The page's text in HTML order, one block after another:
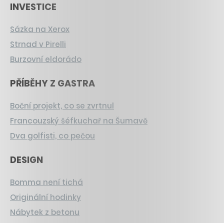
INVESTICE
Sázka na Xerox
Strnad v Pirelli
Burzovní eldorádo
PŘÍBĚHY Z GASTRA
Boční projekt, co se zvrtnul
Francouzský šéfkuchař na Šumavě
Dva golfisti, co pečou
DESIGN
Bomma není tichá
Originální hodinky
Nábytek z betonu